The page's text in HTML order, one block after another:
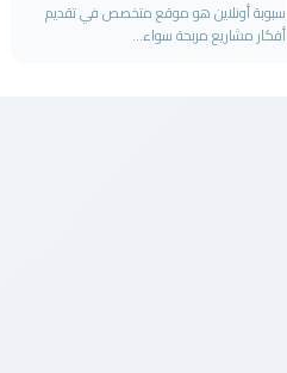
سبوبة أونلاين هو موقع متخصص في تقديم
أفكار مشاريع مربحة سواء...